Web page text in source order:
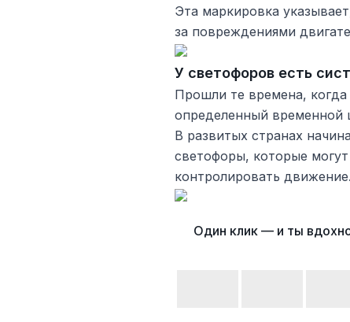
Эта маркировка
за повреждениями
У светофоров есть
Прошли те времена,
определенный временной
В развитых странах
светофоры, которые могут
контролировать движение.